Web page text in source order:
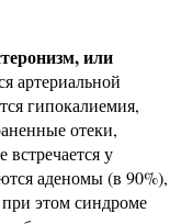
или
артериальной
гипокалиемия,
отеки,
у
аденомы (в 90%),
этом синдроме